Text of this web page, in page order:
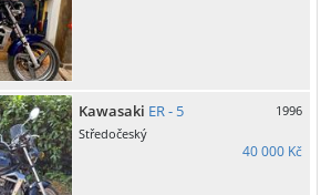
Kawasaki ER - 5
1996
Středočeský
40 000 Kč